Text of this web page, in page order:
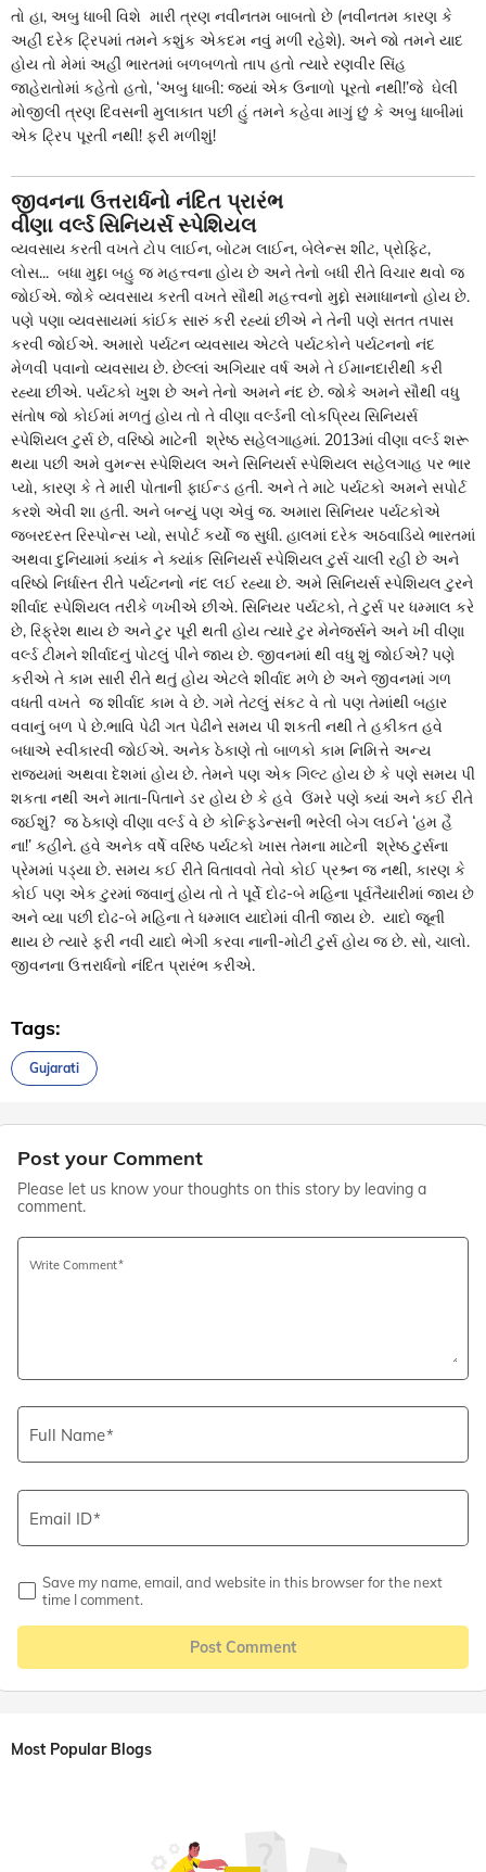
તો હા, અબુ ધાબી વિશે મારી ત્રણ નવીનતમ બાબતો છે (નવીનતમ કારણ કે
અહીં દરેક ટ્રિપમાં તમને કશુંક એકદમ નવું મળી રહેશે). અને જો તમને યાદ
હોય તો મેમાં અહીં ભારતમાં બળબળતો તાપ હતો ત્યારે રણવીર સિંહ
જાહેરાતોમાં કહેતો હતો, ‘અબુ ધાબી: જ્યાં એક ઉનાળો પૂરતો નથી!’જે ઘેલી
મોજીલી ત્રણ દિવસની મુલાકાત પછી હું તમને કહેવા માગું છું કે અબુ ધાબીમાં
એક ટ્રિપ પૂરતી નથી! ફરી મળીશું!
જીવનના ઉત્તરાર્ધનો નંદિત પ્રારંભ
વીણા વર્લ્ડ સિનિયર્સ સ્પેશિયલ
વ્યવસાય કરતી વખતે ટોપ લાઈન, બોટમ લાઈન, બેલેન્સ શીટ, પ્રોફિટ,
લોસ... બધા મુદ્દા બહુ જ મહત્ત્વના હોય છે અને તેનો બધી રીતે વિચાર થવો જ
જોઈએ. જોકે વ્યવસાય કરતી વખતે સૌથી મહત્ત્વનો મુદ્દો સમાધાનનો હોય છે.
પણે પણા વ્યવસાયમાં કાંઈક સારું કરી રહ્યાં છીએ ને તેની પણે સતત તપાસ
કરવી જોઈએ. અમારો પર્યટન વ્યવસાય એટલે પર્યટકોને પર્યટનનો નંદ
મેળવી પવાનો વ્યવસાય છે. છેલ્લાં અગિયાર વર્ષ અમે તે ઈમાનદારીથી કરી
રહ્યા છીએ. પર્યટકો ખુશ છે અને તેનો અમને નંદ છે. જોકે અમને સૌથી વધુ
સંતોષ જો કોઈમાં મળતું હોય તો તે વીણા વર્લ્ડની લોકપ્રિય સિનિયર્સ
સ્પેશિયલ ટુર્સ છે, વરિષ્ઠો માટેની શ્રેષ્ઠ સહેલગાહમાં. 2013માં વીણા વર્લ્ડ શરૂ
થયા પછી અમે વુમન્સ સ્પેશિયલ અને સિનિયર્સ સ્પેશિયલ સહેલગાહ પર ભાર
પ્યો, કારણ કે તે મારી પોતાની ફાઈન્ડ હતી. અને તે માટે પર્યટકો અમને સપોર્ટ
કરશે એવી શા હતી. અને બન્યું પણ એવું જ. અમારા સિનિયર પર્યટકોએ
જબરદસ્ત રિસ્પોન્સ પ્યો, સપોર્ટ કર્યો જ સુધી. હાલમાં દરેક અઠવાડિયે ભારતમાં
અથવા દુનિયામાં ક્યાંક ને ક્યાંક સિનિયર્સ સ્પેશિયલ ટુર્સ ચાલી રહી છે અને
વરિષ્ઠો નિર્ધાસ્ત રીતે પર્યટનનો નંદ લઈ રહ્યા છે. અમે સિનિયર્સ સ્પેશિયલ ટુરને
શીર્વાદ સ્પેશિયલ તરીકે ળખીએ છીએ. સિનિયર પર્યટકો, તે ટુર્સ પર ધમ્માલ કરે
છે, રિફ્રેશ થાય છે અને ટુર પૂરી થતી હોય ત્યારે ટુર મેનેજર્સને અને ખી વીણા
વર્લ્ડ ટીમને શીર્વાદનું પોટલું પીને જાય છે. જીવનમાં થી વધુ શું જોઈએ? પણે
કરીએ તે કામ સારી રીતે થતું હોય એટલે શીર્વાદ મળે છે અને જીવનમાં ગળ
વધતી વખતે જ શીર્વાદ કામ વે છે. ગમે તેટલું સંકટ વે તો પણ તેમાંથી બહાર
વવાનું બળ પે છે.ભાવિ પેઢી ગત પેઢીને સમય પી શકતી નથી તે હકીકત હવે
બધાએ સ્વીકારવી જોઈએ. અનેક ઠેકાણે તો બાળકો કામ નિમિત્તે અન્ય
રાજ્યમાં અથવા દેશમાં હોય છે. તેમને પણ એક ગિલ્ટ હોય છે કે પણે સમય પી
શકતા નથી અને માતા-પિતાને ડર હોય છે કે હવે ઉંમરે પણે ક્યાં અને કઈ રીતે
જઈશું? જ ઠેકાણે વીણા વર્લ્ડ વે છે કોન્ફિડેન્સની ભરેલી બેગ લઈને ‘હમ હૈ
ના!’ કહીને. હવે અનેક વર્ષે વરિષ્ઠ પર્યટકો ખાસ તેમના માટેની શ્રેષ્ઠ ટુર્સના
પ્રેમમાં પડ્યા છે. સમય કઈ રીતે વિતાવવો તેવો કોઈ પ્રશ્ર્ન જ નથી, કારણ કે
કોઈ પણ એક ટુરમાં જવાનું હોય તો તે પૂર્વે દોઢ-બે મહિના પૂર્વતૈયારીમાં જાય છે
અને વ્યા પછી દોઢ-બે મહિના તે ધમ્માલ યાદોમાં વીતી જાય છે. યાદો જૂની
થાય છે ત્યારે ફરી નવી યાદો ભેગી કરવા નાની-મોટી ટુર્સ હોય જ છે. સો, ચાલો.
જીવનના ઉત્તરાર્ધનો નંદિત પ્રારંભ કરીએ.
Tags:
Gujarati
Post your Comment
Please let us know your thoughts on this story by leaving a
comment.
Write Comment
Full Name
Email ID
Save my name, email, and website in this browser for the next
time I comment.
Post Comment
Most Popular Blogs